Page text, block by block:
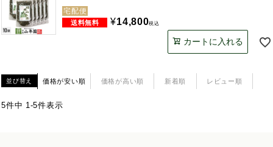
宅配便
¥14,800税込
カートに入れる
並び替え 価格が安い順 価格が高い順 新着順 レビュー順
5件中 1 -5件表示